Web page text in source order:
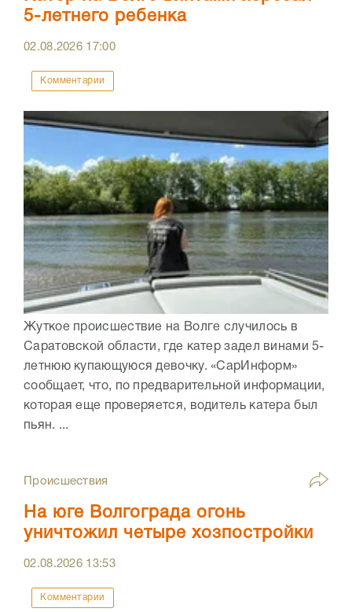
5-летнего ребенка
02.08.2026 17:00
Комментарии
Жуткое происшествие на Волге случилось в
Саратовской области, где катер задел винами 5-
летнюю купающуюся девочку. «СарИнформ»
сообщает, что, по предварительной информации,
которая еще проверяется, водитель катера был
пьян. ...
Происшествия
На юге Волгограда огонь
уничтожил четыре хозпостройки
02.08.2026 13:53
Комментарии